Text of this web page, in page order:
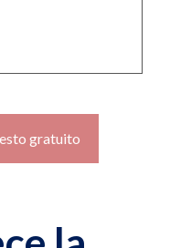
gratuito